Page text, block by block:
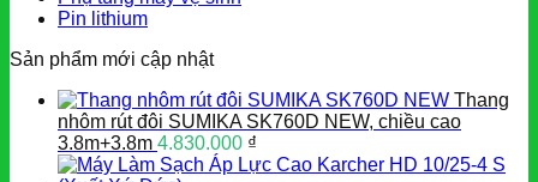
Pin lithium
Sản phẩm mới cập nhật
Thang
nhôm rút đôi SUMIKA SK760D NEW, chiều cao
3.8m+3.8m 4.830.000 ₫